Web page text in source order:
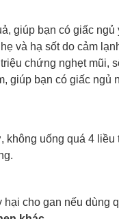
giúp bạn có giấc ngủ
và hạ sốt do cảm
chứng nghẹt mũi,
giúp bạn có giấc ngủ
không uống quá 4 liều
cho gan nếu dùng